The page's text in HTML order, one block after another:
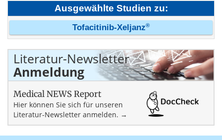
Ausgewählte Studien zu:
Tofacitinib-Xeljanz®
Literatur-Newsletter
Anmeldung
Medical NEWS Report
Hier können Sie sich für unseren
Literatur-Newsletter anmelden. →